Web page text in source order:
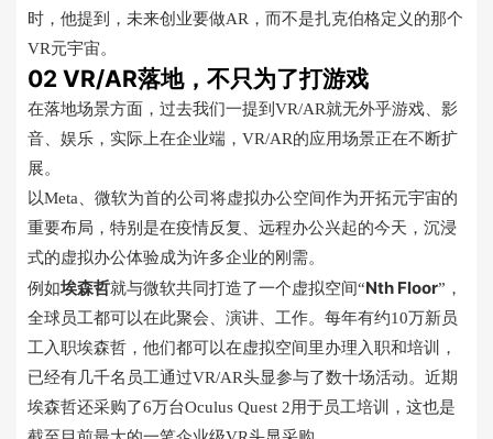
时，他提到，未来创业要做AR，而不是扎克伯格定义的那个
VR元宇宙。
02 VR/AR落地，不只为了打游戏
在落地场景方面，过去我们一提到VR/AR就无外乎游戏、影
音、娱乐，实际上在企业端，VR/AR的应用场景正在不断扩
展。
以Meta、微软为首的公司将虚拟办公空间作为开拓元宇宙的
重要布局，特别是在疫情反复、远程办公兴起的今天，沉浸
式的虚拟办公体验成为许多企业的刚需。
例如埃森哲就与微软共同打造了一个虚拟空间“Nth Floor”，
全球员工都可以在此聚会、演讲、工作。每年有约10万新员
工入职埃森哲，他们都可以在虚拟空间里办理入职和培训，
已经有几千名员工通过VR/AR头显参与了数十场活动。近期
埃森哲还采购了6万台Oculus Quest 2用于员工培训，这也是